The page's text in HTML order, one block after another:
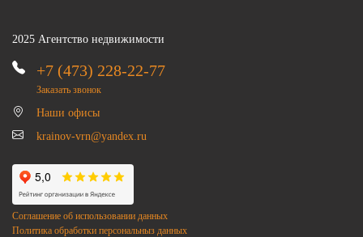
2025 Агентство недвижимости
+7 (473) 228-22-77
Заказать звонок
Наши офисы
krainov-vrn@yandex.ru
Соглашение об использовании данных
Политика обработки персональныз данных